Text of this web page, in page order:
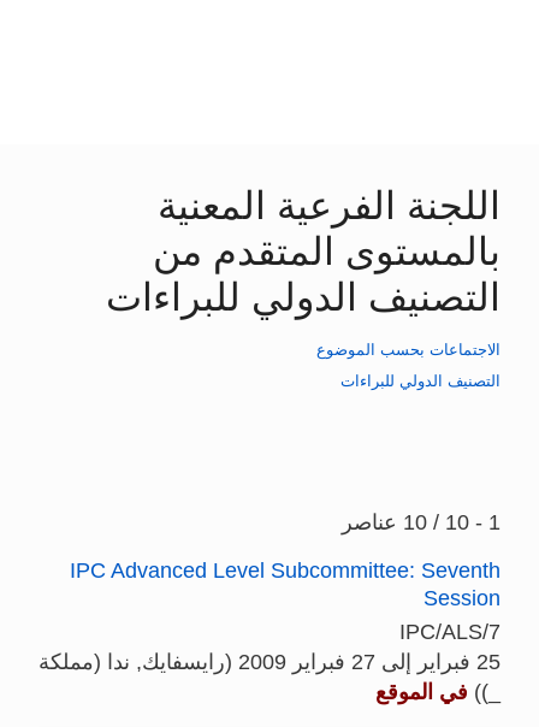
اللجنة الفرعية المعنية
بالمستوى المتقدم من
التصنيف الدولي للبراءات
الاجتماعات بحسب الموضوع
التصنيف الدولي للبراءات
1 - 10 / 10 عناصر
IPC Advanced Level Subcommittee: Seventh
Session
IPC/ALS/7
25 فبراير إلى 27 فبراير 2009 (رايسفايك, ندا (مملكة
_)) في الموقع